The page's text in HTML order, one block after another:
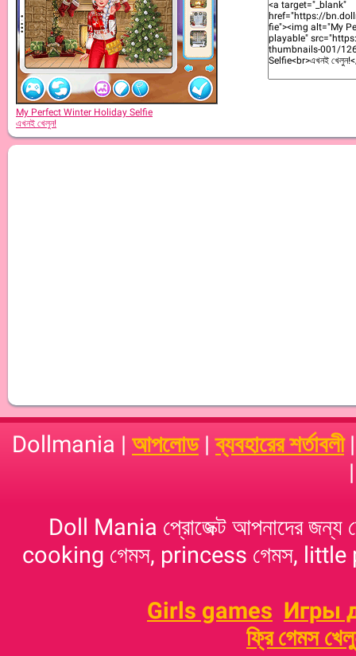
My Perfect Winter Holiday Selfie
এখনই খেলুন!
Dollmania | আপলোড|ব্যবহারের শর্তাবলী
Doll Mania প্রোজেক্ট আপনাদের
cooking গেমস, princess গেমস, little
Girls games Игры
ফ্রি গেমস